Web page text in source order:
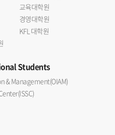
교육대학원
경영대학원
KFL 대학원
Students
& Management(OIAM)